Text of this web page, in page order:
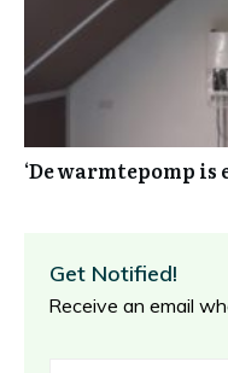
‘De warmtepomp
Get Notified!
Receive an email